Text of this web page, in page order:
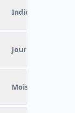
Indicateur de
Jour de
Mois de